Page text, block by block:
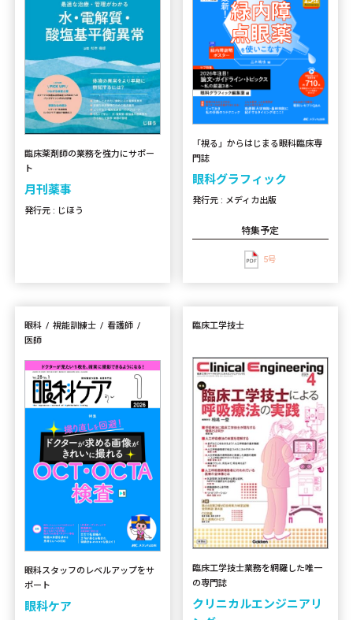
臨床薬剤師の業務を強力にサポー
ト
月刊薬事
発行元 : じほう
「視る」からはじまる眼科臨床専
門誌
眼科グラフィック
発行元 : メディカ出版
特集予定
5号
眼科 視能訓練士
看護師
医師
眼科スタッフのレベルアップをサ
ポート
眼科ケア
臨床工学技士
臨床工学技士業務を網羅した唯一
の専門誌
クリニカルエンジニアリ